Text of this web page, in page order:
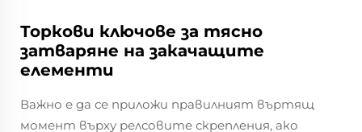
Торкови ключове за тясно
затваряне на закачащите
елементи
Важно е да се приложи правилният въртящ
момент върху релсовите скрепления, ако